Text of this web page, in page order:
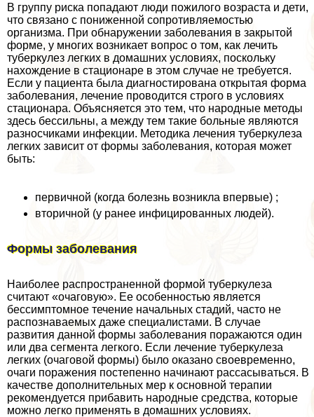
В группу риска попадают люди пожилого возраста и дети,
что связано с пониженной сопротивляемостью
организма. При обнаружении заболевания в закрытой
форме, у многих возникает вопрос о том, как лечить
туберкулез легких в домашних условиях, поскольку
нахождение в стационаре в этом случае не требуется.
Если у пациента была диагностирована открытая форма
заболевания, лечение проводится строго в условиях
стационара. Объясняется это тем, что народные методы
здесь бессильны, а между тем такие больные являются
разносчиками инфекции. Методика лечения туберкулеза
легких зависит от формы заболевания, которая может
быть:
первичной (когда болезнь возникла впервые) ;
вторичной (у ранее инфицированных людей).
Формы заболевания
Наиболее распространенной формой туберкулеза
считают «очаговую». Ее особенностью является
бессимптомное течение начальных стадий, часто не
распознаваемых даже специалистами. В случае
развития данной формы заболевания поражаются один
или два сегмента легкого. Если лечение туберкулеза
легких (очаговой формы) было оказано своевременно,
очаги поражения постепенно начинают рассасываться. В
качестве дополнительных мер к основной терапии
рекомендуется прибавить народные средства, которые
можно легко применять в домашних условиях.